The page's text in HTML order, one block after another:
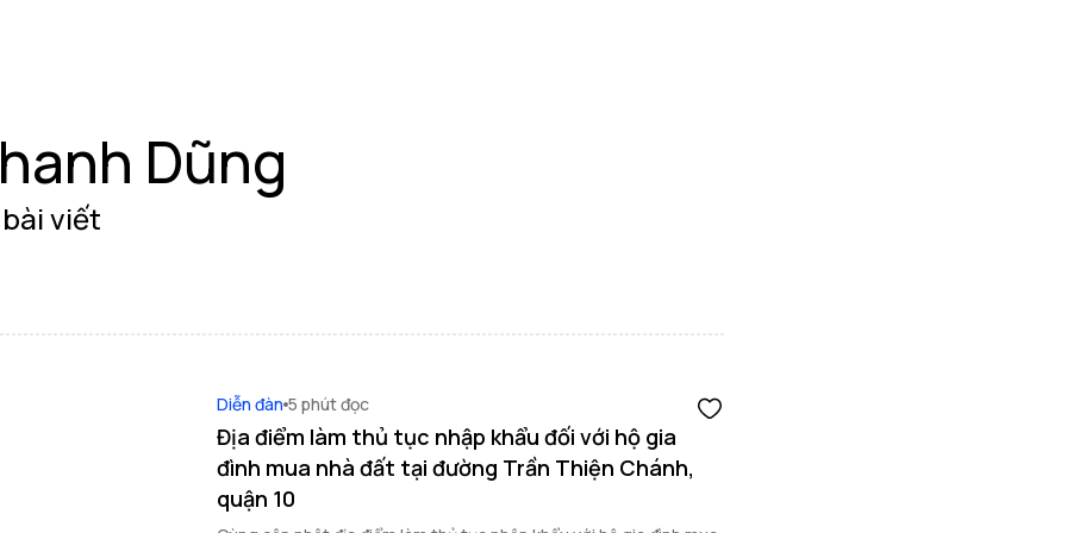
Dũng
viết
Diễn đàn 5 phút đọc
Địa điểm làm thủ tục nhập khẩu đối với hộ gia
đình mua nhà đất tại đường Trần Thiện Chánh,
quận 10